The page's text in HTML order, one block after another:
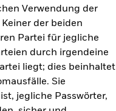
Verwendung der
der beiden
Partei für jegliche
durch irgendeine
liegt; dies beinhaltet
Sie
jegliche Passwörter,